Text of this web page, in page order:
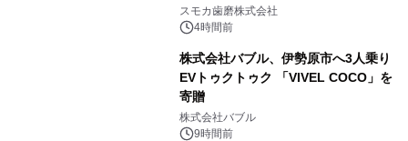
始！
スモカ歯磨株式会社
4時間前
株式会社バブル、伊勢原市へ3人乗り
EVトゥクトゥク 「VIVEL COCO」を
寄贈
株式会社バブル
9時間前